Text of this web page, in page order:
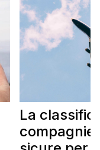
La
compagnie